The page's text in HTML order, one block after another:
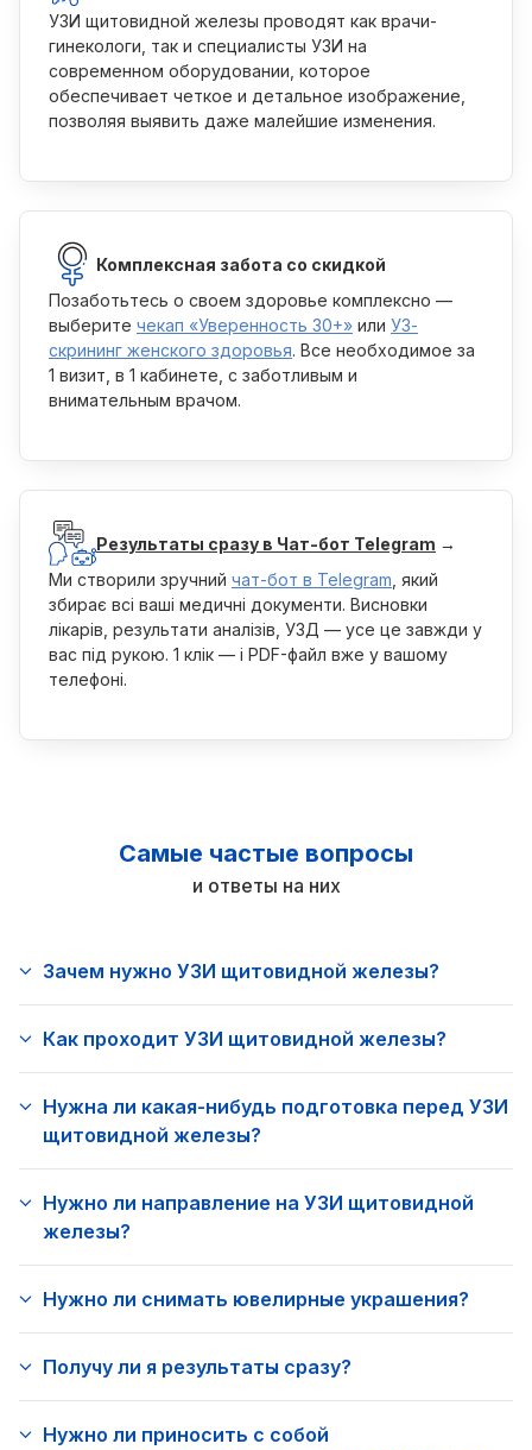
УЗИ щитовидной железы проводят как врачи-
гинекологи, так и специалисты УЗИ на
современном оборудовании, которое
обеспечивает четкое и детальное изображение,
позволяя выявить даже малейшие изменения.
Комплексная забота со скидкой
Позаботьтесь о своем здоровье комплексно —
выберите чекап «Уверенность 30+» или УЗ-
скрининг женского здоровья. Все необходимое за
1 визит, в 1 кабинете, с заботливым и
внимательным врачом.
Результаты сразу в Чат-бот Telegram →
Ми створили зручний чат-бот в Telegram , який
збирає всі ваші медичні документи. Висновки
лікарів, результати аналізів, УЗД — усе це завжди у
вас під рукою. 1 клік — і PDF-файл вже у вашому
телефоні.
Самые частые вопросы
и ответы на них
Зачем нужно УЗИ щитовидной железы?
Как проходит УЗИ щитовидной железы?
Нужна ли какая-нибудь подготовка перед УЗИ
щитовидной железы?
Нужно ли направление на УЗИ щитовидной
железы?
Нужно ли снимать ювелирные украшения?
Получу ли я результаты сразу?
Нужно ли приносить с собой